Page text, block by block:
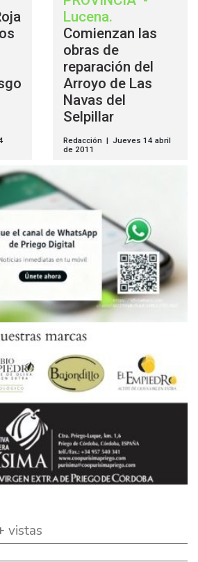
Lucena.
Comienzan las
obras de
reparación del
Arroyo de Las
Navas del
Selpillar
Redacción | Jueves 14 abril
de 2011
vistas